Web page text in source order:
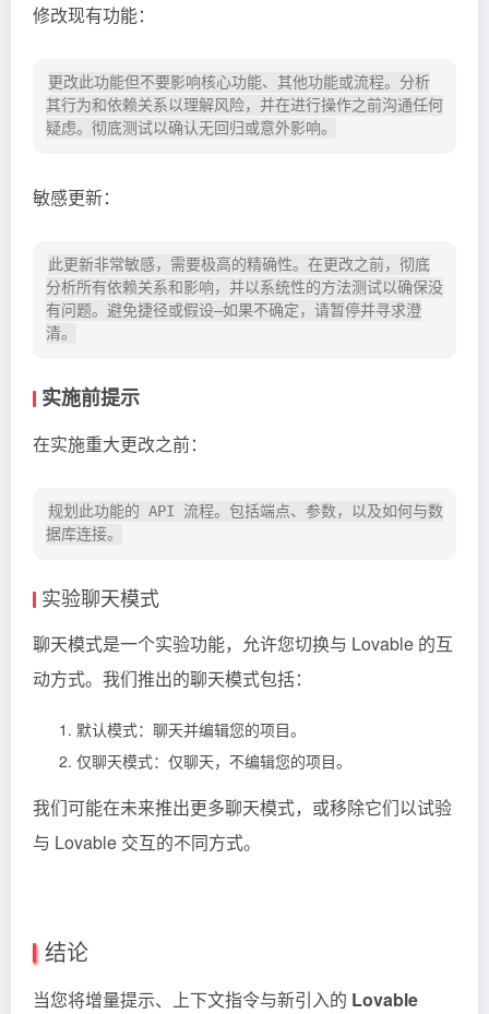
修改现有功能：
更改此功能但不要影响核心功能、其他功能或流程。分析
其行为和依赖关系以理解风险，并在进行操作之前沟通任何
敏感更新：
此更新非常敏感，需要极高的精确性。在更改之前，彻底
分析所有依赖关系和影响，并以系统性的方法测试以确保没
有问题。避免捷径或假设—如果不确定，请暂停并寻求澄
实施前提示
在实施重大更改之前：
规划此功能的 API 流程。包括端点、参数，以及如何与数
实验聊天模式
聊天模式是一个实验功能，允许您切换与 Lovable 的互
动方式。我们推出的聊天模式包括：
默认模式：聊天并编辑您的项目。
仅聊天模式：仅聊天，不编辑您的项目。
我们可能在未来推出更多聊天模式，或移除它们以试验
与 Lovable 交互的不同方式。
结论
当您将增量提示、上下文指令与新引入的 Lovable